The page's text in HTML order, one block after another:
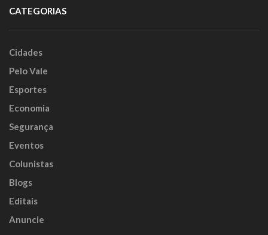
CATEGORIAS
Cidades
Pelo Vale
Esportes
Economia
Segurança
Eventos
Colunistas
Blogs
Editais
Anuncie